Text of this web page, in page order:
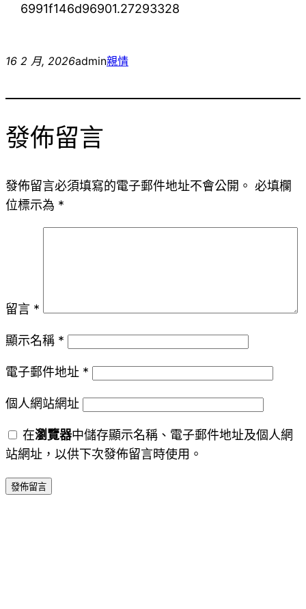
6991f146d96901.27293328
16 2 月, 2026admin親情
發佈留言
發佈留言必須填寫的電子郵件地址不會公開。 必填欄
位標示為 *
留言 *
顯示名稱 *
電子郵件地址 *
個人網站網址
在瀏覽器中儲存顯示名稱、電子郵件地址及個人網
站網址，以供下次發佈留言時使用。